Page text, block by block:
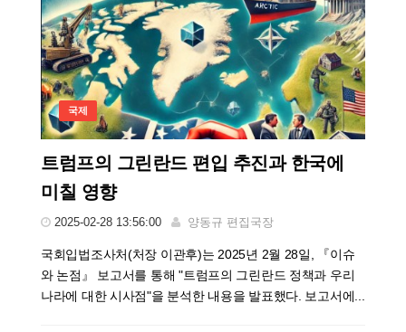
국제
트럼프의 그린란드 편입 추진과 한국에
미칠 영향
2025-02-28 13:56:00 양동규 편집국장
국회입법조사처(처장 이관후)는 2025년 2월 28일, 『이슈
와 논점』 보고서를 통해 "트럼프의 그린란드 정책과 우리
나라에 대한 시사점"을 분석한 내용을 발표했다. 보고서에...